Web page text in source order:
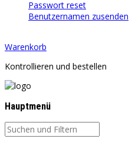
Passwort reset
Benutzernamen zusenden
Warenkorb
Kontrollieren und bestellen
Hauptmenü